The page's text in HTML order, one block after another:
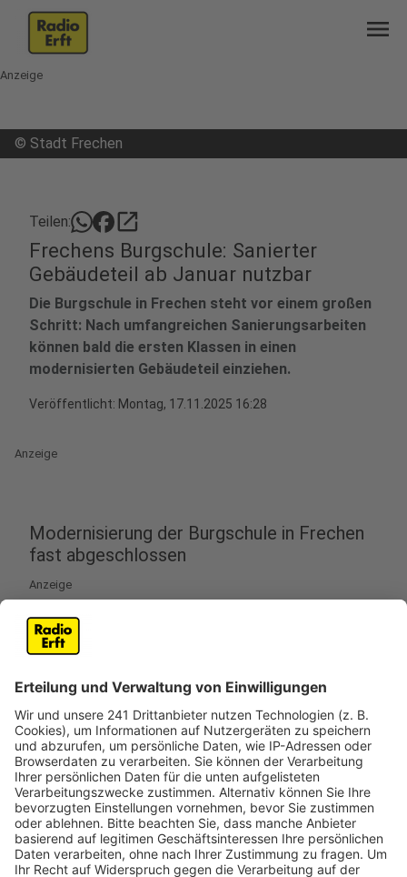
menu
Anzeige
© Stadt Frechen
Teilen: open_in_new
Frechens Burgschule: Sanierter
Gebäudeteil ab Januar nutzbar
Die Burgschule in Frechen steht vor einem großen
Schritt: Nach umfangreichen Sanierungsarbeiten
können bald die ersten Klassen in einen
modernisierten Gebäudeteil einziehen.
Veröffentlicht: Montag, 17.11.2025 16:28
Anzeige
Modernisierung der Burgschule in Frechen
fast abgeschlossen
Anzeige
Die Sanierungsarbeiten an der Burgschule in Frechen
ersten Klassen in den modernisierten Gebäudeteil
einziehen. Die beiden Gebäude aus den 1960er-Jahren
wurden umfassend renoviert. Laut Angaben der Stadt
sorgen neue Böden, helle Wände und energieeffiziente
Beleuchtung für eine zeitgemäße Lernumgebung. Auch
die Heizung, Dächer, sanitären Anlagen und der
Brandschutz wurden auf den neuesten Stand
gebracht. Zusätzlich wurden Fenster, Türen und
Decken instand gesetzt. Für die äußeren